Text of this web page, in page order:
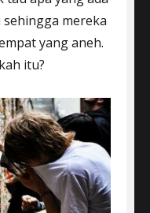
mereka
yang aneh.
itu?